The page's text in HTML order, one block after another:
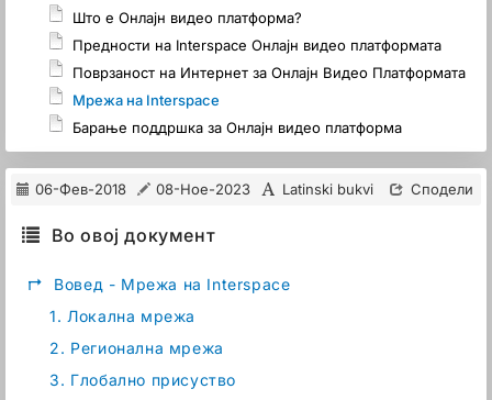
Што е Онлајн видео платформа?
Предности на Interspace Онлајн видео платформата
Поврзаност на Интернет за Онлајн Видео Платформата
Мрежа на Interspace
Барање поддршка за Онлајн видео платформа
06-Фев-2018 08-Ное-2023 Latinski bukvi Сподели
Во овој документ
↱
Вовед - Мрежа на Interspace
1. Локална мрежа
2. Регионална мрежа
3. Глобално присуство